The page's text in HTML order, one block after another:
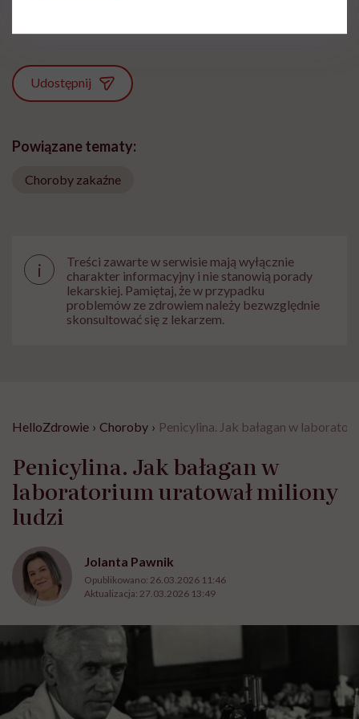
Udostępnij
Powiązane tematy:
Choroby zakaźne
i
Treści zawarte w serwisie mają wyłącznie
charakter informacyjny i nie stanowią porady
lekarskiej. Pamiętaj, że w przypadku
problemów ze zdrowiem należy bezwzględnie
skonsultować się z lekarzem.
HelloZdrowie › Choroby › Penicylina. Jak bałagan w
Penicylina. Jak bałagan w
laboratorium uratował miliony
ludzi
Jolanta Pawnik
Opublikowano: 26.03.2026 11:46
Aktualizacja: 27.03.2026 13:49